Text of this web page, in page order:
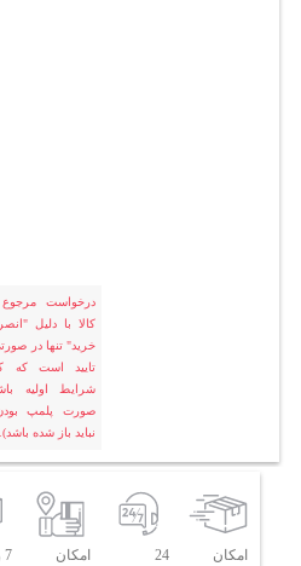
درخواست
کالا با دلیل
خرید" تنها در
تایید است که
شرایط اولیه
صورت پلمپ
نباید باز شده باشد).
امکان
24
امکان